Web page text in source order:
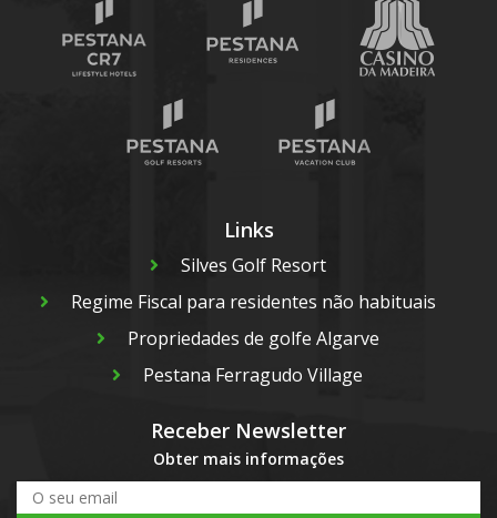
Links
Silves Golf Resort
Regime Fiscal para residentes não habituais
Propriedades de golfe Algarve
Pestana Ferragudo Village
Receber Newsletter
Obter mais informações